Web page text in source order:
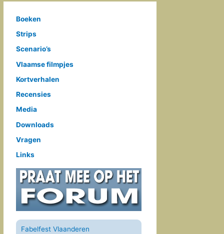
Boeken
Strips
Scenario’s
Vlaamse filmpjes
Kortverhalen
Recensies
Media
Downloads
Vragen
Links
Fabelfest Vlaanderen